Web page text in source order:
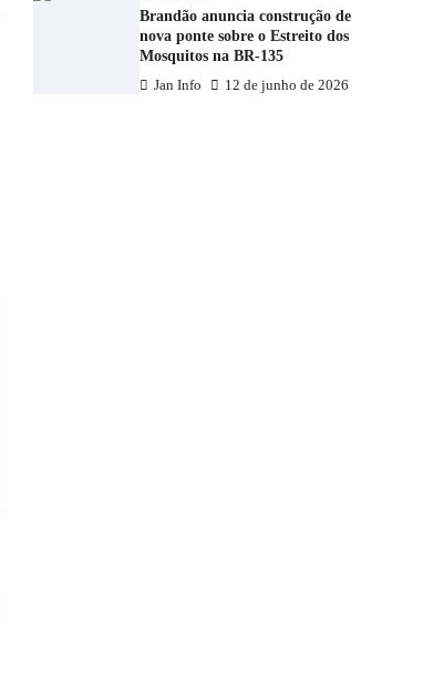
Brandão anuncia construção de
nova ponte sobre o Estreito dos
Mosquitos na BR-135
Jan Info 12 de junho de 2026